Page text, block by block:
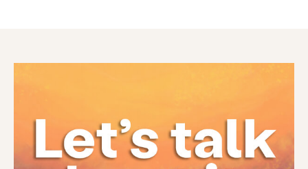
Servicios Prevención y educación